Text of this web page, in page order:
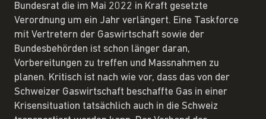
Bundesrat die im Mai 2022 in Kraft gesetzte
Verordnung um ein Jahr verlängert. Eine Taskforce
mit Vertretern der Gaswirtschaft sowie der
Bundesbehörden ist schon länger daran,
Vorbereitungen zu treffen und Massnahmen zu
planen. Kritisch ist nach wie vor, dass das von der
Schweizer Gaswirtschaft beschaffte Gas in einer
Krisensituation tatsächlich auch in die Schweiz